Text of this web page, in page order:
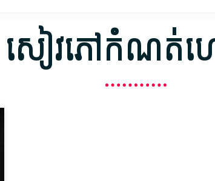
សៀវភៅកំណត់ហេ